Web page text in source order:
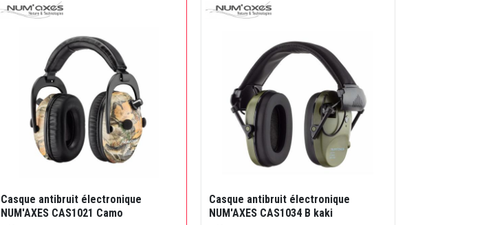
Casque antibruit électronique
NUM'AXES CAS1021 Camo
Casque antibruit électronique
NUM'AXES CAS1034 B kaki